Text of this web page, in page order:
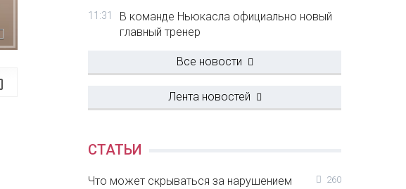
11:31
В команде Ньюкасла официально новый
главный тренер
Все новости
Лента новостей
СТАТЬИ
Что может скрываться за нарушением
260